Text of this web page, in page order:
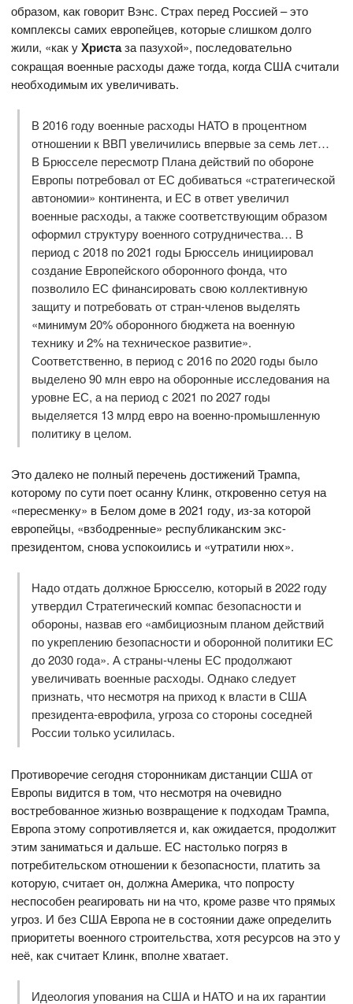
образом, как говорит Вэнс. Страх перед Россией – это
комплексы самих европейцев, которые слишком долго
жили, «как уХристаза пазухой», последовательно
сокращая военные расходы даже тогда, когда США считали
необходимым их увеличивать.
В 2016 году военные расходы НАТО в процентном
отношении к ВВП увеличились впервые за семь лет…
В Брюсселе пересмотр Плана действий по обороне
Европы потребовал от ЕС добиваться «стратегической
автономии» континента, и ЕС в ответ увеличил
военные расходы, а также соответствующим образом
оформил структуру военного сотрудничества… В
период с 2018 по 2021 годы Брюссель инициировал
создание Европейского оборонного фонда, что
позволило ЕС финансировать свою коллективную
защиту и потребовать от стран-членов выделять
«минимум 20% оборонного бюджета на военную
технику и 2% на техническое развитие».
Соответственно, в период с 2016 по 2020 годы было
выделено 90 млн евро на оборонные исследования на
уровне ЕС, а на период с 2021 по 2027 годы
выделяется 13 млрд евро на военно-промышленную
политику в целом.
Это далеко не полный перечень достижений Трампа,
которому по сути поет осанну Клинк, откровенно сетуя на
«пересменку» в Белом доме в 2021 году, из-за которой
европейцы, «взбодренные» республиканским экс-
президентом, снова успокоились и «утратили нюх».
Надо отдать должное Брюсселю, который в 2022 году
утвердил Стратегический компас безопасности и
обороны, назвав его «амбициозным планом действий
по укреплению безопасности и оборонной политики ЕС
до 2030 года». А страны-члены ЕС продолжают
увеличивать военные расходы. Однако следует
признать, что несмотря на приход к власти в США
президента-еврофила, угроза со стороны соседней
России только усилилась.
Противоречие сегодня сторонникам дистанции США от
Европы видится в том, что несмотря на очевидно
востребованное жизнью возвращение к подходам Трампа,
Европа этому сопротивляется и, как ожидается, продолжит
этим заниматься и дальше. ЕС настолько погряз в
потребительском отношении к безопасности, платить за
которую, считает он, должна Америка, что попросту
неспособен реагировать ни на что, кроме разве что прямых
угроз. И без США Европа не в состоянии даже определить
приоритеты военного строительства, хотя ресурсов на это у
неё, как считает Клинк, вполне хватает.
Идеология упования на США и НАТО и на их гарантии